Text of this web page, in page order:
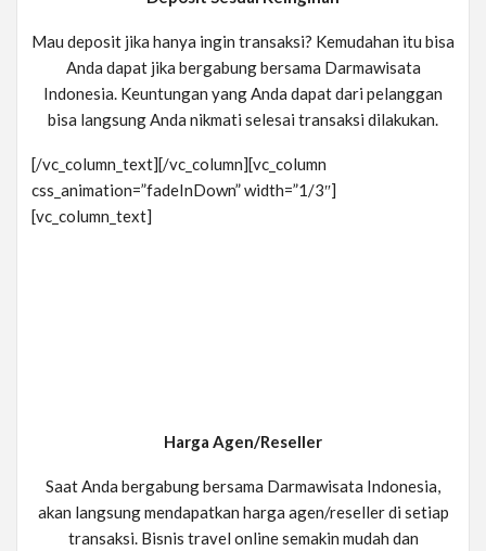
Deposit Sesuai Keinginan
Mau deposit jika hanya ingin transaksi? Kemudahan itu bisa
Anda dapat jika bergabung bersama Darmawisata
Indonesia. Keuntungan yang Anda dapat dari pelanggan
bisa langsung Anda nikmati selesai transaksi dilakukan.
[/vc_column_text][/vc_column][vc_column
css_animation=”fadeInDown” width=”1/3″]
[vc_column_text]
Harga Agen/Reseller
Saat Anda bergabung bersama Darmawisata Indonesia,
akan langsung mendapatkan harga agen/reseller di setiap